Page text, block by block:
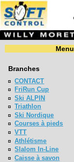
Menu
Branches
CONTACT
FriRun Cup
Ski ALPIN
Triathlon
Ski Nordique
Courses à pieds
VTT
Athlétisme
Slalom In-Line
Caisse à savon